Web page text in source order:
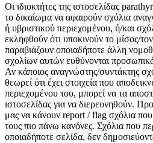
Οι ιδιοκτήτες της ιστοσελίδας
το δικαίωμα να αφαιρούν σχόλια
ή υβριστικού περιεχομένου, ή/και
εκληφθούν ότι υποκινούν το μίσος/
παραβιάζουν οποιαδήποτε άλλη
σχολίων αυτών ευθύνονται
Αν κάποιος αναγνώστης/συντάκτης
θεωρεί ότι έχει στοιχεία που
περιεχομένου του, μπορεί να τα
ιστοσελίδας για να διερευνηθούν.
μας να κάνουν report / flag σχόλια που
τους πιο πάνω κανόνες. Σχόλια που
οποιαδήποτε σελίδα, δεν